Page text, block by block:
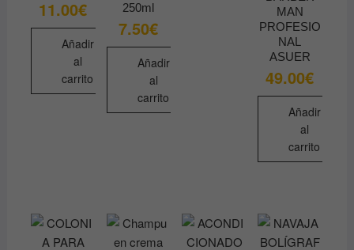
11.00€
Añadir
al
carrito
250ml
7.50€
Añadir
al
carrito
MAN
PROFESIO
NAL
ASUER
49.00€
Añadir
al
carrito